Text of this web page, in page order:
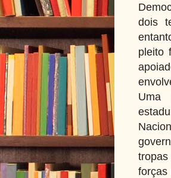
dois
pleito
Uma
forças